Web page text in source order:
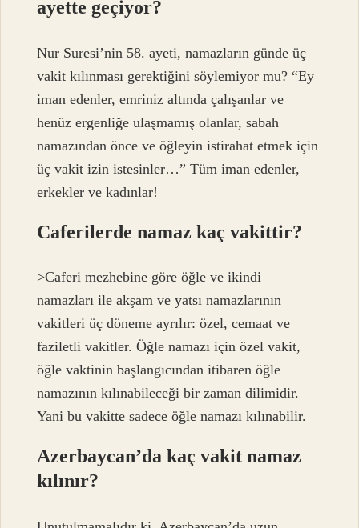
ayette geçiyor?
Nur Suresi’nin 58. ayeti, namazların günde üç
vakit kılınması gerektiğini söylemiyor mu? “Ey
iman edenler, emriniz altında çalışanlar ve
henüz ergenliğe ulaşmamış olanlar, sabah
namazından önce ve öğleyin istirahat etmek için
üç vakit izin istesinler…” Tüm iman edenler,
erkekler ve kadınlar!
Caferilerde namaz kaç vakittir?
>Caferi mezhebine göre öğle ve ikindi
namazları ile akşam ve yatsı namazlarının
vakitleri üç döneme ayrılır: özel, cemaat ve
faziletli vakitler. Öğle namazı için özel vakit,
öğle vaktinin başlangıcından itibaren öğle
namazının kılınabileceği bir zaman dilimidir.
Yani bu vakitte sadece öğle namazı kılınabilir.
Azerbaycan’da kaç vakit namaz
kılınır?